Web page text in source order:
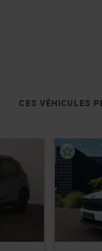
CES VÉHICULES